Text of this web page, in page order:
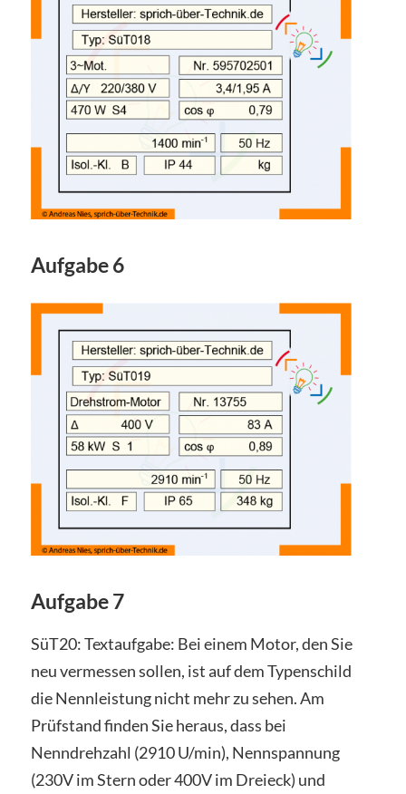
Aufgabe 6
Aufgabe 7
SüT20: Textaufgabe: Bei einem Motor, den Sie
neu vermessen sollen, ist auf dem Typenschild
die Nennleistung nicht mehr zu sehen. Am
Prüfstand finden Sie heraus, dass bei
Nenndrehzahl (2910 U/min), Nennspannung
(230V im Stern oder 400V im Dreieck) und